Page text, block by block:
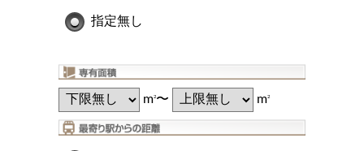
指定無し
m2〜 m2